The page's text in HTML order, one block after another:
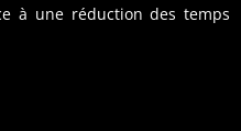
à une réduction des temps